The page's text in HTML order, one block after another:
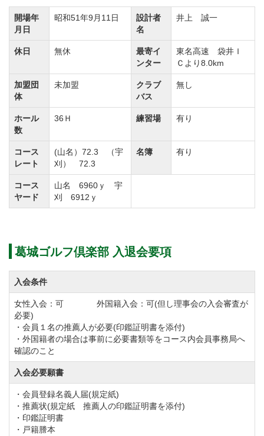
●正会員の名義書換を下記の通り再開します。
①実施・・・令和4年1月4日より
名義書換要項（名義書換料・必要書類・手続方法等）
は従来どおりとする。
正会員の名義書換料 1,650,000円（税込）
会員権の名義書換を下記のとおり停止しています。
名義書換停止期間
令和4年8月1日より（同年12月30日まで停止する予
会員権の名義書換を下記のとおり再開します。
①実施 令和5年1月1日より
年会費を下記のとおり改定します。
①実施 令和6年度分（令和6年4月）より
②年会費（会計年度：4月～3月）
【改定前】
正会員（県内会員）44,000円（税込） 正会員（県外会
員）33,000円（税込） 平日会員 22,000円（税込）
【改定後】
正会員 110,000円（税込） 平日会員 55,000円（税
込）
名義書換を下記のとおり停止しています。
開場年
月日
昭和51年9月11日
設計者
名
井上 誠一
休日 無休
最寄イ
ンター
東名高速 袋井Ｉ
Ｃより8.0km
加盟団
体
未加盟
クラブ
バス
無し
ホール
数
36Ｈ 練習場 有り
コース
レート
(山名）72.3 （宇
刈） 72.3
名簿 有り
コース
ヤード
山名 6960ｙ 宇
刈 6912ｙ
葛城ゴルフ倶楽部 入退会要項
入会条件
女性入会：可 外国籍入会：可(但し理事会の入会審査が
必要)
・会員１名の推薦人が必要(印鑑証明書を添付)
・外国籍者の場合は事前に必要書類等をコース内会員事務局へ
確認のこと
入会必要願書
・会員登録名義人届(規定紙)
・推薦状(規定紙 推薦人の印鑑証明書を添付)
・印鑑証明書
・戸籍謄本